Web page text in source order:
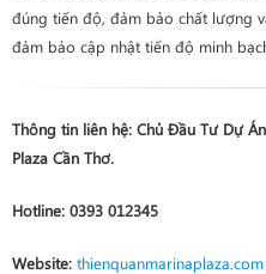
đúng tiến độ, đảm bảo chất lượng
đảm bảo cập nhật tiến độ minh
Thông tin liên hệ: Chủ Đầu Tư Dự
Plaza Cần Thơ.
Hotline: 0393 012345
Website: thienquanmarinaplaza.com